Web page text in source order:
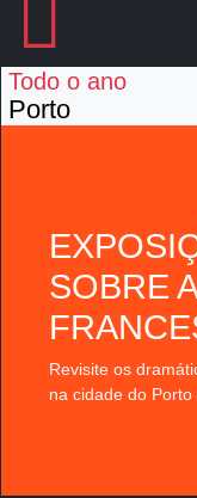
Todo o ano
Porto
SOBRE
Revisite os
na cidade do